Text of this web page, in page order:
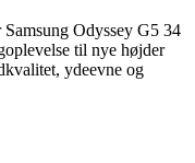
Odyssey G5 34
til nye højder
ydeevne og